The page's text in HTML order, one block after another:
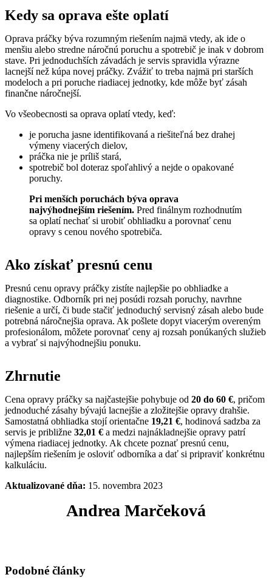
Kedy sa oprava ešte oplatí
Oprava práčky býva rozumným riešením najmä vtedy, ak ide o
menšiu alebo stredne náročnú poruchu a spotrebič je inak v dobrom
stave. Pri jednoduchších závadách je servis spravidla výrazne
lacnejší než kúpa novej práčky. Zvážiť to treba najmä pri starších
modeloch a pri poruche riadiacej jednotky, kde môže byť zásah
finančne náročnejší.
Vo všeobecnosti sa oprava oplatí vtedy, keď:
je porucha jasne identifikovaná a riešiteľná bez drahej
výmeny viacerých dielov,
práčka nie je príliš stará,
spotrebič bol doteraz spoľahlivý a nejde o opakované
poruchy.
Pri menších poruchách býva oprava
najvýhodnejším riešením. Pred finálnym rozhodnutím
sa oplatí nechať si urobiť obhliadku a porovnať cenu
opravy s cenou nového spotrebiča.
Ako získať presnú cenu
Presnú cenu opravy práčky zistíte najlepšie po obhliadke a
diagnostike. Odborník pri nej posúdi rozsah poruchy, navrhne
riešenie a určí, či bude stačiť jednoduchý servisný zásah alebo bude
potrebná náročnejšia oprava. Ak pošlete dopyt viacerým overeným
profesionálom, môžete porovnať ceny aj rozsah ponúkaných služieb
a vybrať si najvýhodnejšiu ponuku.
Zhrnutie
Cena opravy práčky sa najčastejšie pohybuje od 20 do 60 €, pričom
jednoduché zásahy bývajú lacnejšie a zložitejšie opravy drahšie.
Samostatná obhliadka stojí orientačne 19,21 €, hodinová sadzba za
servis je približne 32,01 € a medzi najnákladnejšie opravy patrí
výmena riadiacej jednotky. Ak chcete poznať presnú cenu,
najlepším riešením je osloviť odborníka a dať si pripraviť konkrétnu
kalkuláciu.
Aktualizované dňa: 15. novembra 2023
Andrea Marčeková
Podobné články